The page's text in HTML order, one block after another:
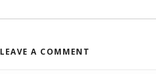
LEAVE A COMMENT